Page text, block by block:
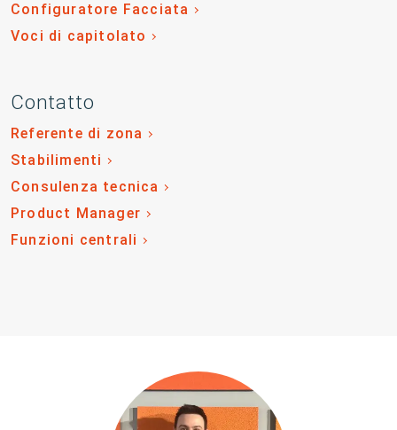
Configuratore Facciata
Voci di capitolato
Contatto
Referente di zona
Stabilimenti
Consulenza tecnica
Product Manager
Funzioni centrali